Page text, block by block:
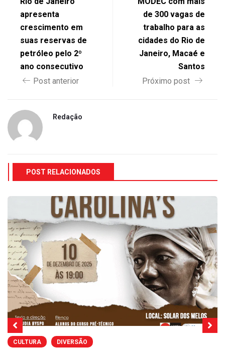
apresenta
crescimento em
suas reservas de
petróleo pelo 2º
ano consecutivo
Post anterior
de 300 vagas de
trabalho para as
cidades do Rio de
Janeiro, Macaé e
Santos
Próximo post
Redação
POST RELACIONADOS
CULTURA DIVERSÃO